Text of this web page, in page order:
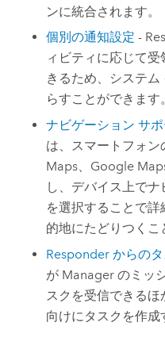
ンに統合されます。
個別の通知設定 -
ィビティに応じて
きるため、システ
らすことができます。
ナビゲーション サポ
は、スマートフォ
Maps、Google
し、デバイス上で
を選択することで
的地にたどりつくこ
Responder からのタ
が Manager のミッ
スクを受信できるほ
向けにタスクを作成